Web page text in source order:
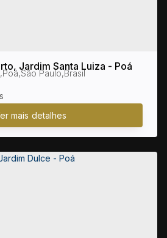
Jardim Santa Luiza - Poá
,Poá,São Paulo,Brasil